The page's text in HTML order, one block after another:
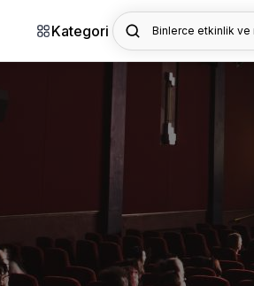
Kategori Binlerce etkinlik ve